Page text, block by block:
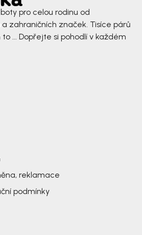
pro celou rodinu od
zahraničních značek. Tisíce párů
... Dopřejte si pohodlí v každém
reklamace
podmínky